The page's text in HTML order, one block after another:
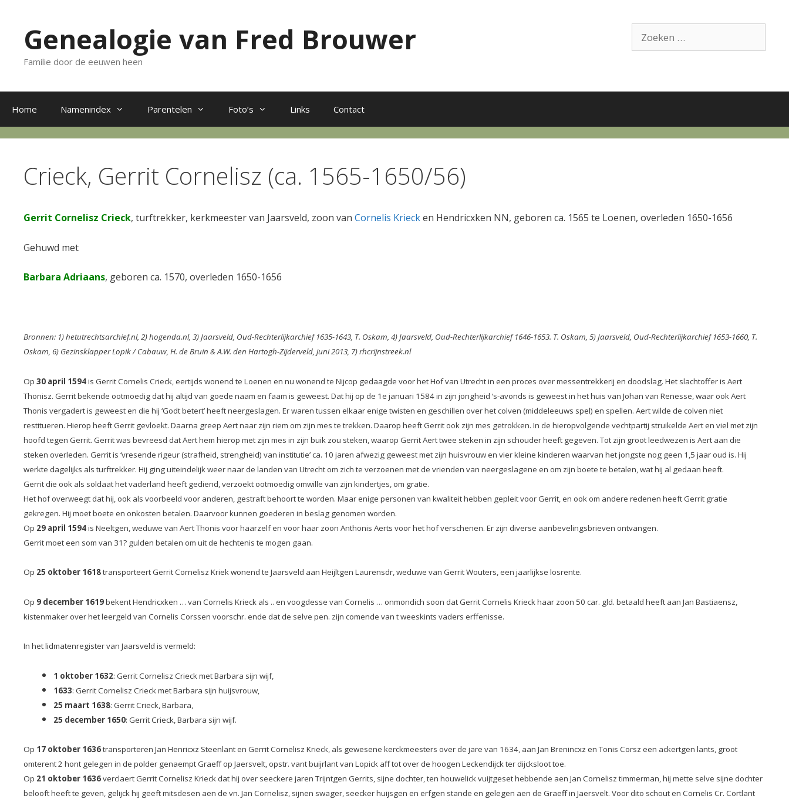
inhoud
naar:
Genealogie van Fred Brouwer
Familie door de eeuwen heen
Home Namenindex Parentelen Foto’s Links Contact
Crieck, Gerrit Cornelisz (ca. 1565-1650/56)
Gerrit Cornelisz Crieck, turftrekker, kerkmeester van Jaarsveld, zoon van Cornelis Kriecken Hendricxken NN, geboren ca. 1565 te Loenen, overleden 1650-1656
Gehuwd met
Barbara Adriaans, geboren ca. 1570, overleden 1650-1656
Bronnen: 1) hetutrechtsarchief.nl, 2) hogenda.nl, 3) Jaarsveld, Oud-Rechterlijkarchief 1635-1643, T. Oskam, 4) Jaarsveld, Oud-Rechterlijkarchief 1646-1653. T. Oskam, 5) Jaarsveld, Oud-Rechterlijkarchief 1653-1660, T.
Oskam, 6) Gezinsklapper Lopik / Cabauw, H. de Bruin & A.W. den Hartogh-Zijderveld, juni 2013, 7) rhcrijnstreek.nl
Op 30 april 1594is Gerrit Cornelis Crieck, eertijds wonend te Loenen en nu wonend te Nijcop gedaagde voor het Hof van Utrecht in een proces over messentrekkerij en doodslag. Het slachtoffer is Aert
Thonisz. Gerrit bekende ootmoedig dat hij altijd van goede naam en faam is geweest. Dat hij op de 1e januari 1584 in zijn jongheid ‘s-avonds is geweest in het huis van Johan van Renesse, waar ook Aert
Thonis vergadert is geweest en die hij ‘Godt betert’ heeft neergeslagen. Er waren tussen elkaar enige twisten en geschillen over het colven (middeleeuws spel) en spellen. Aert wilde de colven niet
restitueren. Hierop heeft Gerrit gevloekt. Daarna greep Aert naar zijn riem om zijn mes te trekken. Daarop heeft Gerrit ook zijn mes getrokken. In de hieropvolgende vechtpartij struikelde Aert en viel met zijn
hoofd tegen Gerrit. Gerrit was bevreesd dat Aert hem hierop met zijn mes in zijn buik zou steken, waarop Gerrit Aert twee steken in zijn schouder heeft gegeven. Tot zijn groot leedwezen is Aert aan die
steken overleden. Gerrit is ‘vresende rigeur (strafheid, strengheid) van institutie’ ca. 10 jaren afwezig geweest met zijn huisvrouw en vier kleine kinderen waarvan het jongste nog geen 1,5 jaar oud is. Hij
werkte dagelijks als turftrekker. Hij ging uiteindelijk weer naar de landen van Utrecht om zich te verzoenen met de vrienden van neergeslagene en om zijn boete te betalen, wat hij al gedaan heeft.
Gerrit die ook als soldaat het vaderland heeft gediend, verzoekt ootmoedig omwille van zijn kindertjes, om gratie.
Het hof overweegt dat hij, ook als voorbeeld voor anderen, gestraft behoort te worden. Maar enige personen van kwaliteit hebben gepleit voor Gerrit, en ook om andere redenen heeft Gerrit gratie
gekregen. Hij moet boete en onkosten betalen. Daarvoor kunnen goederen in beslag genomen worden.
Op 29 april 1594is Neeltgen, weduwe van Aert Thonis voor haarzelf en voor haar zoon Anthonis Aerts voor het hof verschenen. Er zijn diverse aanbevelingsbrieven ontvangen.
Gerrit moet een som van 31? gulden betalen om uit de hechtenis te mogen gaan.
Op 25 oktober 1618transporteert Gerrit Cornelisz Kriek wonend te Jaarsveld aan Heijltgen Laurensdr, weduwe van Gerrit Wouters, een jaarlijkse losrente.
Op 9 december 1619bekent Hendricxken … van Cornelis Krieck als .. en voogdesse van Cornelis … onmondich soon dat Gerrit Cornelis Krieck haar zoon 50 car. gld. betaald heeft aan Jan Bastiaensz,
kistenmaker over het leergeld van Cornelis Corssen voorschr. ende dat de selve pen. zijn comende van t weeskints vaders erffenisse.
In het lidmatenregister van Jaarsveld is vermeld:
1 oktober 1632: Gerrit Cornelisz Crieck met Barbara sijn wijf,
1633: Gerrit Cornelisz Crieck met Barbara sijn huijsvrouw,
25 maart 1638: Gerrit Crieck, Barbara,
25 december 1650: Gerrit Crieck, Barbara sijn wijf.
Op 17 oktober 1636transporteren Jan Henricxz Steenlant en Gerrit Cornelisz Krieck, als gewesene kerckmeesters over de jare van 1634, aan Jan Brenincxz en Tonis Corsz een ackertgen lants, groot
omterent 2 hont gelegen in de polder genaempt Graeff op Jaersvelt, opstr. vant buijrlant van Lopick aff tot over de hoogen Leckendijck ter dijcksloot toe.
Op 21 oktober 1636verclaert Gerrit Cornelisz Krieck dat hij over seeckere jaren Trijntgen Gerrits, sijne dochter, ten houwelick vuijtgeset hebbende aen Jan Cornelisz timmerman, hij mette selve sijne dochter
belooft heeft te geven, gelijck hij geeft mitsdesen aen de vn. Jan Cornelisz, sijnen swager, seecker huijsgen en erfgen stande en gelegen aen de Graeff in Jaersvelt. Voor dito schout en Cornelis Cr. Cortlant